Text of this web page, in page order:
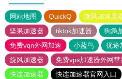
网站地图 QuickQ 旋风加速度
坚果加速器
tiktok加速器
狗急
免费vqn外网加速
小蓝鸟 优途
旋风加速器
免费vps加速器外网苹
快连加速器
快连加速器官网入口